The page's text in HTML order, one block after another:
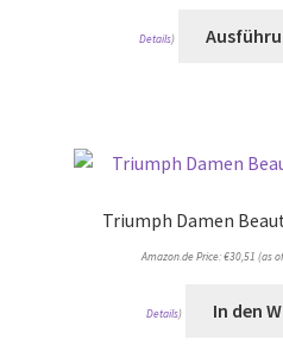
Details)
Triumph Damen
Amazon.de Price:€30,51 (as
Details) In den